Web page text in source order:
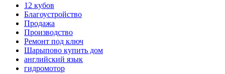
12 кубов
Благоустройство
Продажа
Производство
Ремонт под ключ
Шарыпово купить дом
английский язык
гидромотор